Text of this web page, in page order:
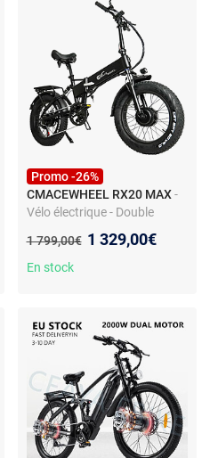
Promo -26%
CMACEWHEEL RX20 MAX -
Vélo électrique - Double
17Ah - 110 km - 45 km/h -
Pliable
Ancien prix :
1 799,00€ Nouveau prix :
1 329,00€
En stock